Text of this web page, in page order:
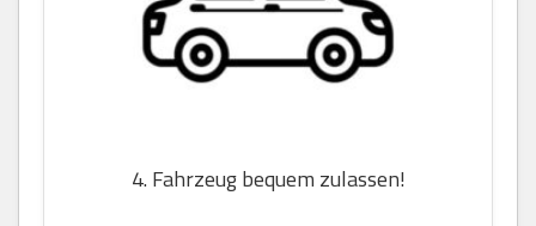
4. Fahrzeug bequem zulassen!